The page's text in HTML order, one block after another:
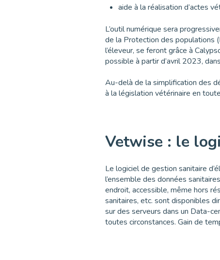
aide à la réalisation d’actes
L’outil numérique sera
de la Protection des populations
l’éleveur, se feront grâce à
possible à partir d’avril 2023,
Au-delà de la simplification des
à la législation vétérinaire en
Vetwise : le
Le logiciel de gestion sanitaire
l’ensemble des données
endroit, accessible, même hors
sanitaires, etc. sont disponibles
sur des serveurs dans un Data-
toutes circonstances. Gain de